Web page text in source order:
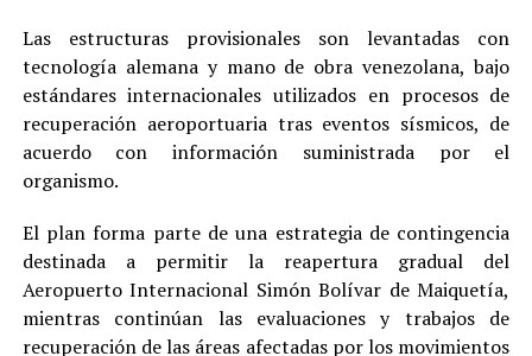
Las estructuras provisionales son levantadas con
tecnología alemana y mano de obra venezolana, bajo
estándares internacionales utilizados en procesos de
recuperación aeroportuaria tras eventos sísmicos, de
acuerdo con información suministrada por el
organismo.
El plan forma parte de una estrategia de contingencia
destinada a permitir la reapertura gradual del
Aeropuerto Internacional Simón Bolívar de Maiquetía,
mientras continúan las evaluaciones y trabajos de
recuperación de las áreas afectadas por los movimientos